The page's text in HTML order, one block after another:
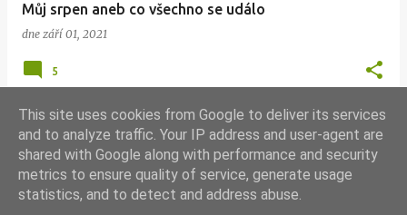
Můj srpen aneb co všechno se událo
dne září 01, 2021
5
DALŠÍ PŘÍSPĚVKY
This site uses cookies from Google to deliver its services
and to analyze traffic. Your IP address and user-agent are
shared with Google along with performance and security
metrics to ensure quality of service, generate usage
statistics, and to detect and address abuse.